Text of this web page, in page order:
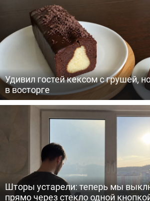
Удивил гостей кексом с грушей,
в восторге
Шторы устарели: теперь мы
прямо через стекло одной